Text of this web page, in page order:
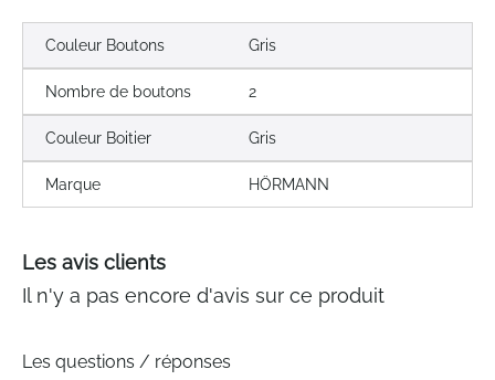
Couleur Boutons Gris
Nombre de boutons 2
Couleur Boitier Gris
Marque HÖRMANN
Les avis clients
Il n'y a pas encore d'avis sur ce produit
Les questions / réponses